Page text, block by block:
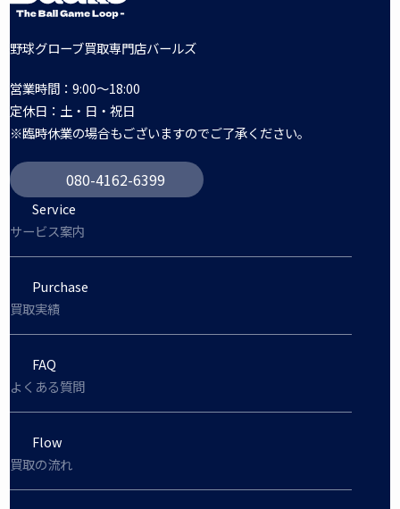
野球グローブ買取専門店バールズ
営業時間：9:00～18:00
定休日：土・日・祝日
※臨時休業の場合もございますのでご了承ください。
080-4162-6399
Service
サービス案内
Purchase
買取実績
FAQ
よくある質問
Flow
買取の流れ